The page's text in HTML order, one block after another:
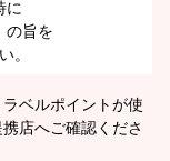
に
の旨を
。
ベルポイントが使
店へご確認くださ